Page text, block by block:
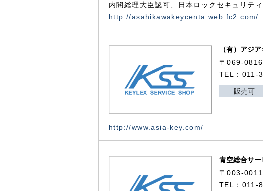
内閣総理大臣認可、日本ロックセキュリテ
http://asahikawakeycenta.web.fc2.com/
（有）アジ
〒069-
TEL：011-
販売可
http://www.asia-key.com/
青空総合サー
〒003-
TEL：011-